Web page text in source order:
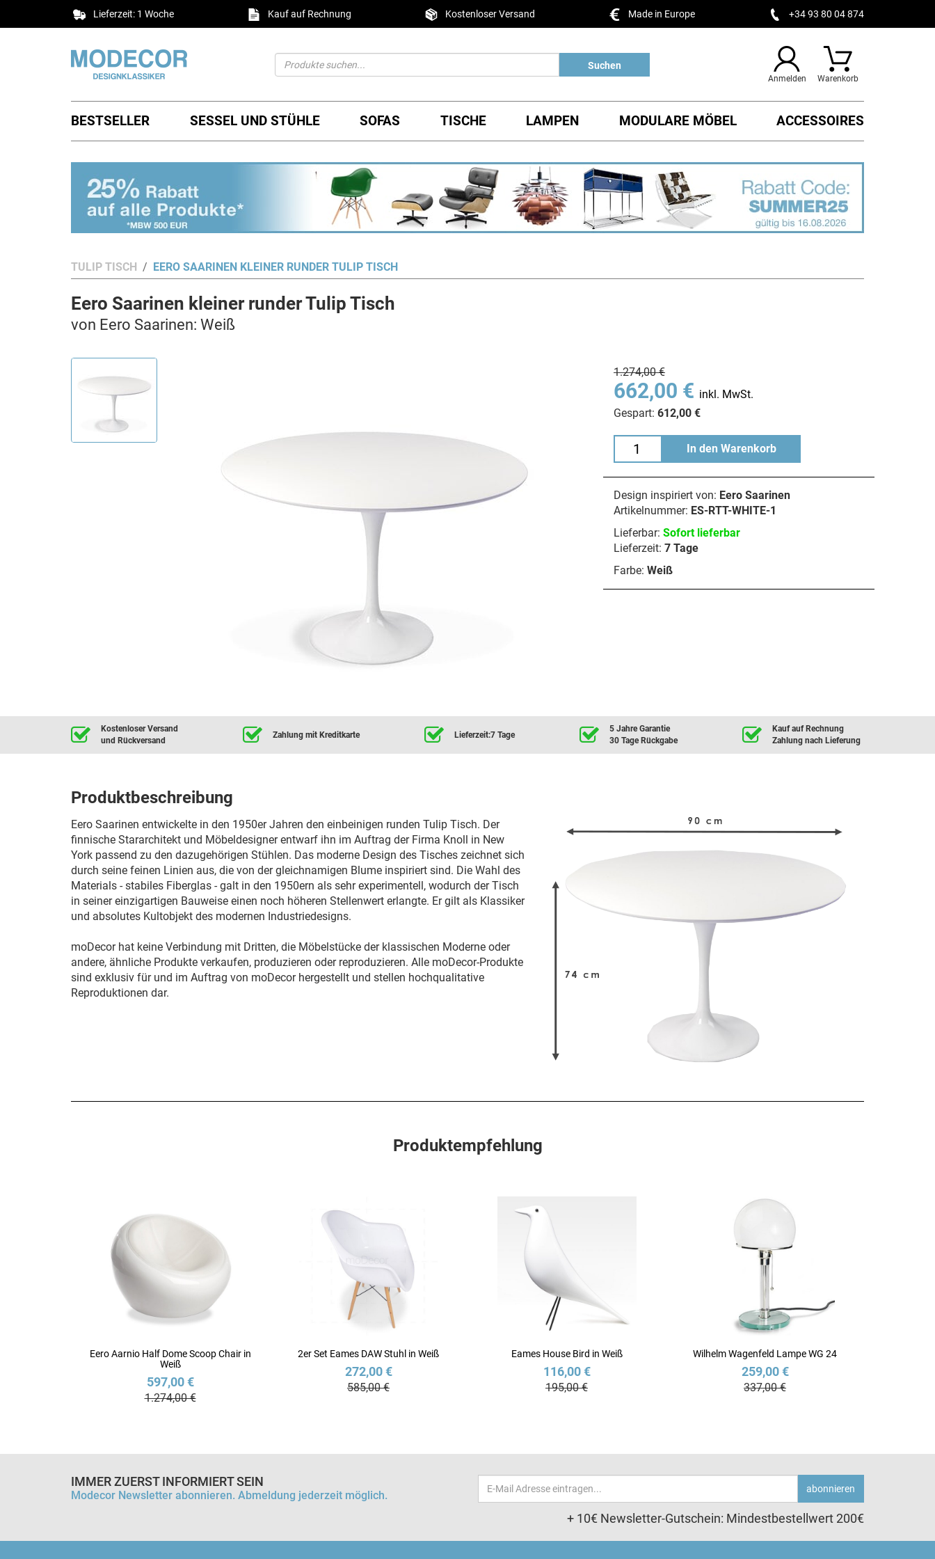
Lieferzeit: 1 Woche Kauf auf Rechnung Kostenloser Versand Made in Europe +34 93 80 04 874
Suchen
Anmelden Warenkorb
BESTSELLER SESSEL UND STÜHLE SOFAS TISCHE LAMPEN MODULARE MÖBEL ACCESSOIRES
TULIP TISCH EERO SAARINEN KLEINER RUNDER TULIP TISCH
Eero Saarinen kleiner runder Tulip Tisch
von Eero Saarinen: Weiß
1.274,00 €
662,00 € inkl. MwSt.
Gespart: 612,00 €
In den Warenkorb
Design inspiriert von: Eero Saarinen
Artikelnummer: ES-RTT-WHITE-1
Lieferbar: Sofort lieferbar
Lieferzeit: 7 Tage
Farbe: Weiß
Kostenloser Versand
und Rückversand
Zahlung mit Kreditkarte Lieferzeit:7 Tage
5 Jahre Garantie
30 Tage Rückgabe
Kauf auf Rechnung
Zahlung nach Lieferung
Produktbeschreibung
Eero Saarinen entwickelte in den 1950er Jahren den einbeinigen runden Tulip Tisch. Der
finnische Stararchitekt und Möbeldesigner entwarf ihn im Auftrag der Firma Knoll in New
York passend zu den dazugehörigen Stühlen. Das moderne Design des Tisches zeichnet sich
durch seine feinen Linien aus, die von der gleichnamigen Blume inspiriert sind. Die Wahl des
Materials - stabiles Fiberglas - galt in den 1950ern als sehr experimentell, wodurch der Tisch
in seiner einzigartigen Bauweise einen noch höheren Stellenwert erlangte. Er gilt als Klassiker
und absolutes Kultobjekt des modernen Industriedesigns.
moDecor hat keine Verbindung mit Dritten, die Möbelstücke der klassischen Moderne oder
andere, ähnliche Produkte verkaufen, produzieren oder reproduzieren. Alle moDecor-Produkte
sind exklusiv für und im Auftrag von moDecor hergestellt und stellen hochqualitative
Reproduktionen dar.
Produktempfehlung
Eero Aarnio Half Dome Scoop Chair in
Weiß
597,00 €
1.274,00 €
2er Set Eames DAW Stuhl in Weiß
272,00 €
585,00 €
Eames House Bird in Weiß
116,00 €
195,00 €
Wilhelm Wagenfeld Lampe WG 24
259,00 €
337,00 €
IMMER ZUERST INFORMIERT SEIN
Modecor Newsletter abonnieren. Abmeldung jederzeit möglich.
Email-
Adresse
abonnieren
+ 10€ Newsletter-Gutschein: Mindestbestellwert 200€